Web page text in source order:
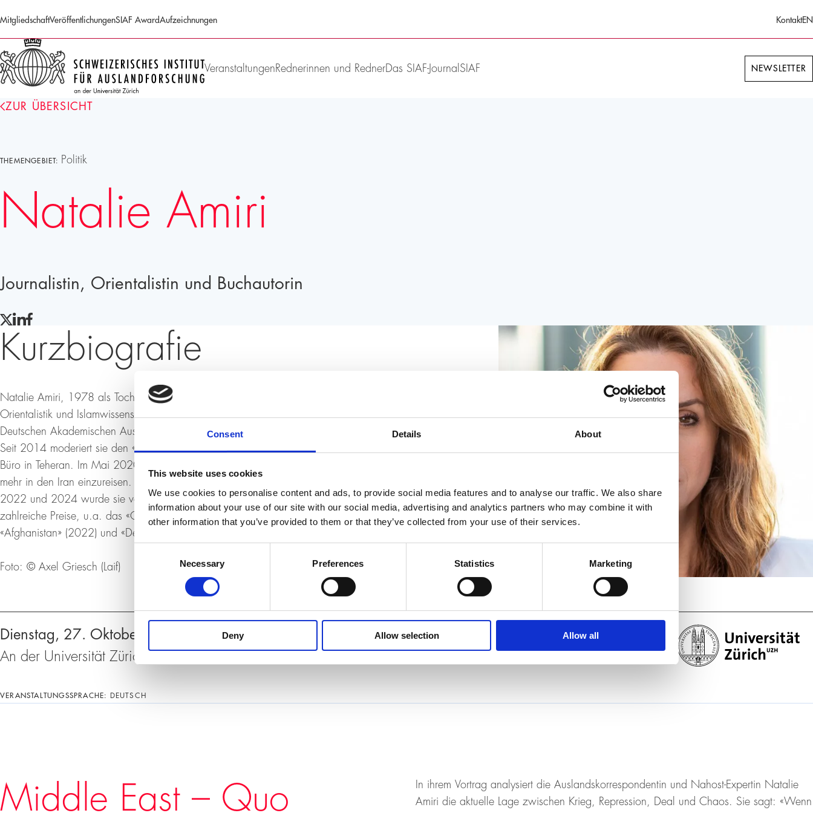
Consent Details About
This website uses cookies
We use cookies to personalise content and ads, to provide social media features and to analyse our traffic. We also share
information about your use of our site with our social media, advertising and analytics partners who may combine it with
other information that you’ve provided to them or that they’ve collected from your use of their services.
Necessary Preferences Statistics Marketing
Deny Allow selection Allow all
MitgliedschaftVeröffentlichungenSIAF AwardAufzeichnungen KontaktEN
Homepage
VeranstaltungenRednerinnen und Redner Das SIAF-Journal SIAF NEWSLETTER
ZUR ÜBERSICHT
THEMENGEBIET: Politik
Natalie Amiri
Journalistin, Orientalistin und Buchautorin
Kurzbiografie
Natalie Amiri, 1978 als Tochter einer Deutschen und eines Iraners in München geboren, studierte
Orientalistik und Islamwissenschaft an der Otto-Friedrich-Universität in Bamberg. Ein Stipendium des
Deutschen Akademischen Austauschdienstes führte sie an die Universitäten von Teheran und Damaskus.
Seit 2014 moderiert sie den «ARD-Weltspiegel» aus München. Ab 2015 leitete Natalie Amiri das ARD-
Büro in Teheran. Im Mai 2020 wurde sie vom Auswärtigen Amt gewarnt, aus Sicherheitsgründen nicht
mehr in den Iran einzureisen. Sie musste daher die Leitung des Teheraner Fernsehstudios abgeben.
2022 und 2024 wurde sie vom «medium magazin» zur Politikjournalistin des Jahres gekürt und gewann
zahlreiche Preise, u.a. das «Glas der Vernunft» (2023). Ihre Bücher «Zwischen den Welten» (2021),
«Afghanistan» (2022) und «Der Nahost-Komplex» (2025) wurden zu SPIEGEL-Bestsellern.
Foto: © Axel Griesch (Laif)
Veranstaltungen
Dienstag, 27. Oktober 2026, 18:30 – 20:00 Uhr
An der Universität Zürich, Rämistrasse 71, 8006 Zurich, KOL-G 201 (Aula)
VERANSTALTUNGSSPRACHE: DEUTSCH
Middle East – Quo
In ihrem Vortrag analysiert die Auslandskorrespondentin und Nahost-Expertin Natalie
Amiri die aktuelle Lage zwischen Krieg, Repression, Deal und Chaos. Sie sagt: «Wenn